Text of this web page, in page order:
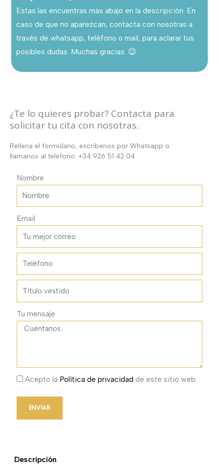
Estas las encuentras más abajo en la descripción. En
caso de que no aparezcan, contacta con nosotras a
través de whatsapp, teléfono o mail, para aclarar tus
posibles dudas. Muchas gracias. 😉
¿Te lo quieres probar? Contacta para
solicitar tu cita con nosotras.
Rellena el formulario, escríbenos por Whatsapp o
llámanos al teléfono: +34 926 51 42 04
Nombre
Email
Tu mensaje
Acepto la Política de privacidad de este sitio web.
ENVIAR
Descripción